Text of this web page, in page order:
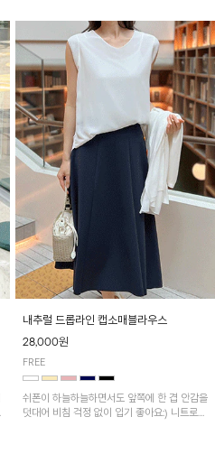
내추럴 드롭라인 캡소매블라우스
28,000원
FREE
쉬폰이 하늘하늘하면서도 앞쪽에 한 겹 안감을
덧대어 비침 걱정 없이 입기 좋아요:) 니트로